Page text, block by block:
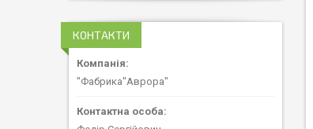
КОНТАКТИ
"Фабрика"Аврора"